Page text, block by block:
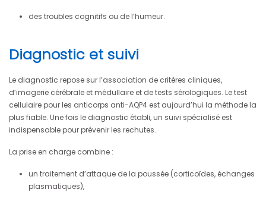
des troubles cognitifs ou de l’humeur.
Diagnostic et suivi
Le diagnostic repose sur l’association de critères cliniques,
d’imagerie cérébrale et médullaire et de tests sérologiques. Le test
cellulaire pour les anticorps anti-AQP4 est aujourd’hui la méthode la
plus fiable. Une fois le diagnostic établi, un suivi spécialisé est
indispensable pour prévenir les rechutes.
La prise en charge combine :
un traitement d’attaque de la poussée (corticoïdes, échanges
plasmatiques),